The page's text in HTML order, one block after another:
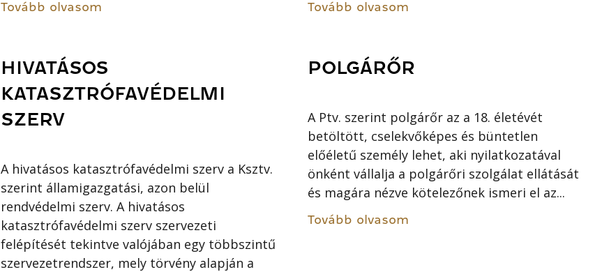
Tovább olvasom Tovább olvasom
HIVATÁSOS
KATASZTRÓFAVÉDELMI
SZERV
A hivatásos katasztrófavédelmi szerv a Ksztv.
szerint államigazgatási, azon belül
rendvédelmi szerv. A hivatásos
katasztrófavédelmi szerv szervezeti
felépítését tekintve valójában egy többszintű
szervezetrendszer, mely törvény alapján a
POLGÁRŐR
A Ptv. szerint polgárőr az a 18. életévét
betöltött, cselekvőképes és büntetlen
előéletű személy lehet, aki nyilatkozatával
önként vállalja a polgárőri szolgálat ellátását
és magára nézve kötelezőnek ismeri el az...
Tovább olvasom